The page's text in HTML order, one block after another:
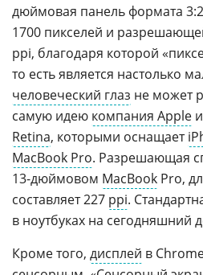
дюймовая панель формата
1700 пикселей и
ppi, благодаря которой
то есть является настолько
человеческий глаз не может
самую идею компания Apple
Retina, которыми оснащает
MacBook Pro. Разрешающая
13-дюймовом MacBook Pro,
составляет 227 ppi.
в ноутбуках на сегодняшний
Кроме того, дисплей в